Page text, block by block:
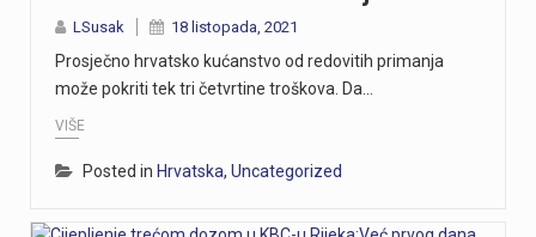
LSusak 18 listopada, 2021
Prosječno hrvatsko kućanstvo od redovitih primanja
može pokriti tek tri četvrtine troškova. Da…
VIŠE
Posted in Hrvatska, Uncategorized